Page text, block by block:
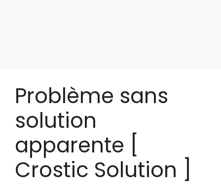
Problème sans
solution
apparente [
Crostic Solution ]